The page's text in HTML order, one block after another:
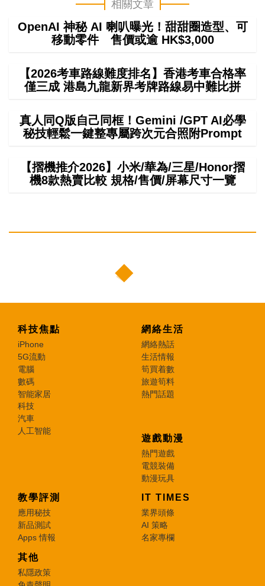
相關文章
OpenAI 神秘 AI 喇叭曝光！甜甜圈造型、可
移動零件 售價或逾 HK$3,000
【2026考車路線難度排名】香港考車合格率
僅三成 港島九龍新界考牌路線易中難比拼
真人同Q版自己同框！Gemini /GPT AI必學
秘技輕鬆一鍵整專屬跨次元合照附Prompt
【摺機推介2026】小米/華為/三星/Honor摺
機8款熱賣比較 規格/售價/屏幕尺寸一覽
科技焦點
iPhone
5G流動
電腦
數碼
智能家居
科技
汽車
人工智能
網絡生活
網絡熱話
生活情報
筍買着數
旅遊筍料
熱門話題
遊戲動漫
熱門遊戲
電競裝備
動漫玩具
教學評測
應用秘技
新品測試
Apps 情報
IT TIMES
業界頭條
AI 策略
名家專欄
其他
私隱政策